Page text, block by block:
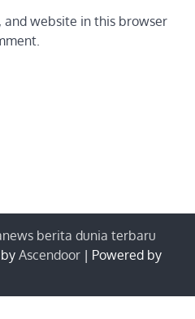
and website in this browser
berita dunia terbaru
Ascendoor | Powered by